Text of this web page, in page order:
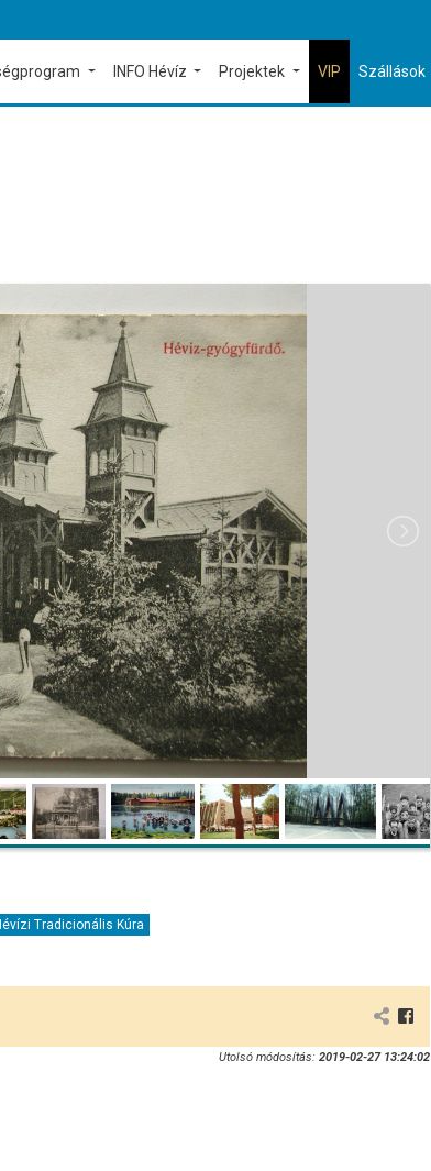
INFO Hévíz Projektek VIP Szállások
Tradicionális Kúra
Utolsó módosítás: 2019-02-27 13:24:02